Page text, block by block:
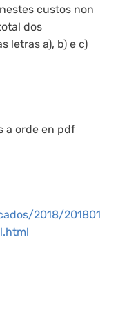
custos non
dos
letras a), b) e c)
a orde en pdf
2018/201801